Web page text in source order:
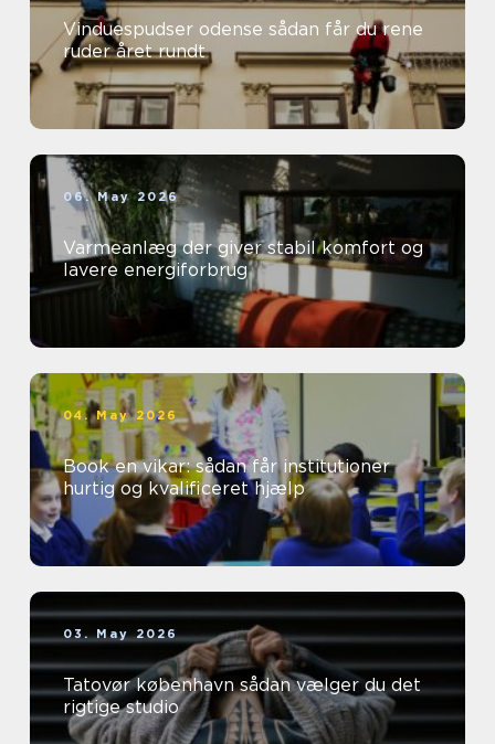
Vinduespudser odense sådan får du rene
ruder året rundt
06. May 2026
Varmeanlæg der giver stabil komfort og
lavere energiforbrug
04. May 2026
Book en vikar: sådan får institutioner
hurtig og kvalificeret hjælp
03. May 2026
Tatovør københavn sådan vælger du det
rigtige studio